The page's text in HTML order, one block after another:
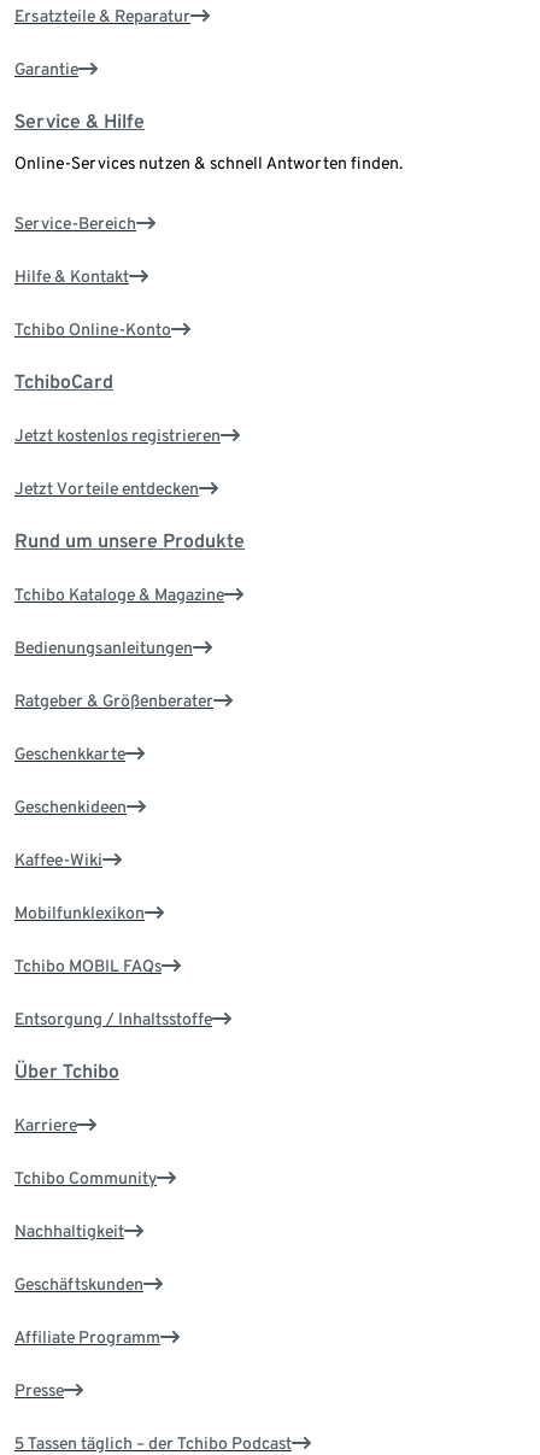
Ersatzteile & Reparatur
Garantie
Service & Hilfe
Online-Services nutzen & schnell Antworten finden.
Service-Bereich
Hilfe & Kontakt
Tchibo Online-Konto
TchiboCard
Jetzt kostenlos registrieren
Jetzt Vorteile entdecken
Rund um unsere Produkte
Tchibo Kataloge & Magazine
Bedienungsanleitungen
Ratgeber & Größenberater
Geschenkkarte
Geschenkideen
Kaffee-Wiki
Mobilfunklexikon
Tchibo MOBIL FAQs
Entsorgung / Inhaltsstoffe
Über Tchibo
Karriere
Tchibo Community
Nachhaltigkeit
Geschäftskunden
Affiliate Programm
Presse
5 Tassen täglich – der Tchibo Podcast